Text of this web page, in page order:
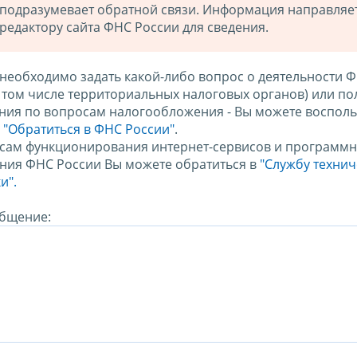
подразумевает обратной связи. Информация
редактору сайта ФНС России для сведения.
задать какой-либо вопрос о деятельности
числе территориальных налоговых органов) или
по вопросам налогообложения - Вы можете
"Обратиться в ФНС России".
функционирования интернет-сервисов и
ФНС России Вы можете обратиться в "Службу